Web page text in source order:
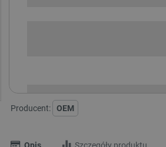
Producent: OEM